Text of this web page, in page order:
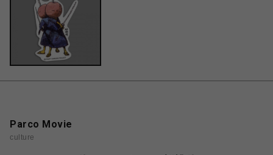
Parco Movie
culture